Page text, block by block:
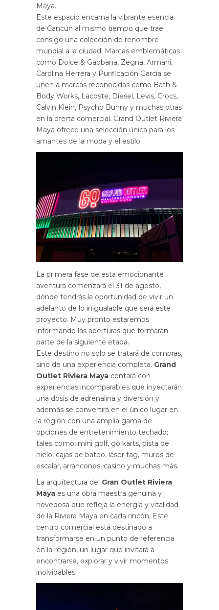
Maya.
Este espacio encarna la vibrante esencia
de Cancún al mismo tiempo que trae
consigo una colección de renombre
mundial a la ciudad. Marcas emblemáticas
como Dolce & Gabbana, Zegna, Armani,
Carolina Herrera y Purificación García se
unen a marcas reconocidas como Bath &
Body Works, Lacoste, Diesel, Levis, Crocs,
Calvin Klein, Psycho Bunny y muchas otras
en la oferta comercial. Grand Outlet Riviera
Maya ofrece una selección única para los
amantes de la moda y el estilo.
La primera fase de esta emocionante
aventura comenzará el 31 de agosto,
dónde tendrás la oportunidad de vivir un
adelanto de lo inigualable que será este
proyecto. Muy pronto estaremos
informando las aperturas que formarán
parte de la siguiente etapa.
Este destino no solo se tratará de compras,
sino de una experiencia completa. Grand
Outlet Riviera Maya contará con
experiencias incomparables que inyectarán
una dosis de adrenalina y diversión y
además se convertirá en el único lugar en
la región con una amplia gama de
opciones de entretenimiento techado;
tales como, mini golf, go karts, pista de
hielo, cajas de bateo, laser tag, muros de
escalar, arrancones, casino y muchas más.
La arquitectura del Gran Outlet Riviera
Maya es una obra maestra genuina y
novedosa que refleja la energía y vitalidad
de la Riviera Maya en cada rincón. Este
centro comercial está destinado a
transformarse en un punto de referencia
en la región, un lugar que invitará a
encontrarse, explorar y vivir momentos
inolvidables.